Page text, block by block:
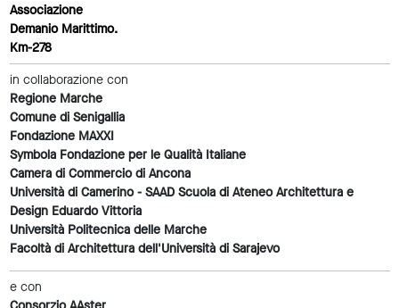
Associazione
Demanio Marittimo.
Km-278
in collaborazione con
Regione Marche
Comune di Senigallia
Fondazione MAXXI
Symbola Fondazione per le Qualità Italiane
Camera di Commercio di Ancona
Università di Camerino - SAAD Scuola di Ateneo Architettura e
Design Eduardo Vittoria
Università Politecnica delle Marche
Facoltà di Architettura dell'Università di Sarajevo
e con